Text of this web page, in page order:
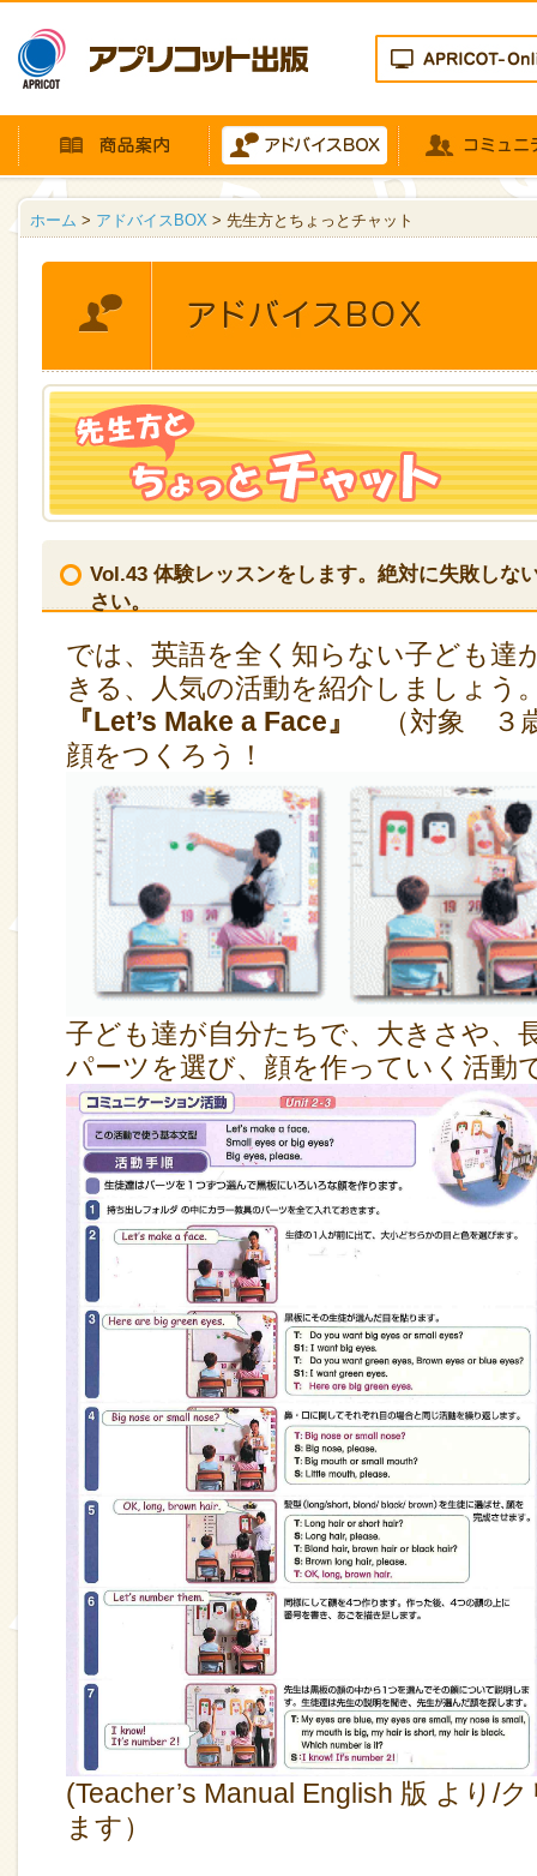
ホーム > アドバイスBOX > 先生方とちょっとチャット
Vol.43 体験レッスンをします。絶対に失敗しな
さい。
では、英語を全く知らない子ども達
きる、人気の活動を紹介しましょう
『Let’s Make a Face』
（対象 ３
顔をつくろう！
子ども達が自分たちで、大きさや、
パーツを選び、顔を作っていく活動
(Teacher’s Manual English 版 より/
ます）